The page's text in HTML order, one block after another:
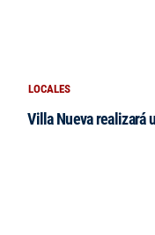
LOCALES
Villa Nueva realizará